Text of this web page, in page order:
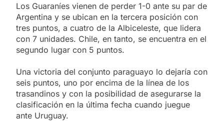
Los Guaraníes vienen de perder 1-0 ante su par de
Argentina y se ubican en la tercera posición con
tres puntos, a cuatro de la Albiceleste, que lidera
con 7 unidades. Chile, en tanto, se encuentra en el
segundo lugar con 5 puntos.
Una victoria del conjunto paraguayo lo dejaría con
seis puntos, uno por encima de la línea de los
trasandinos y con la posibilidad de asegurarse la
clasificación en la última fecha cuando juegue
ante Uruguay.